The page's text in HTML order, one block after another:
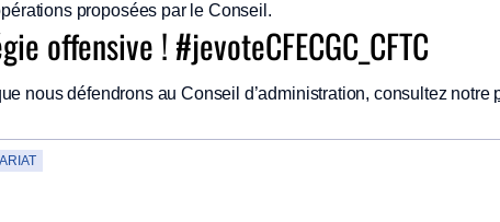
proposées par le Conseil.
offensive ! #jevoteCFECGC_CFTC
nous défendrons au Conseil d’administration, consultez notre